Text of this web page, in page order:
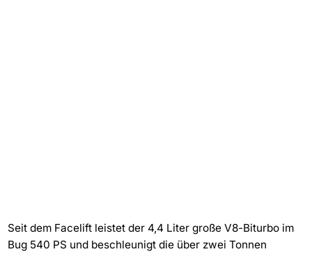
Seit dem Facelift leistet der 4,4 Liter große V8-Biturbo im
Bug 540 PS und beschleunigt die über zwei Tonnen